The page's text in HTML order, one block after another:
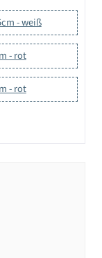
- weiß
- rot
- rot